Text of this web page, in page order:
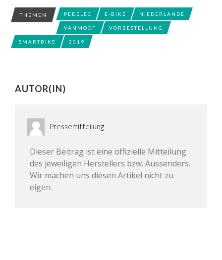
THEMEN PEDELEC E-BIKE NIEDERLANDE
VANMOOF VORBESTELLUNG
SMARTBIKE 2019
AUTOR(IN)
Pressemitteilung
Dieser Beitrag ist eine offizielle Mitteilung
des jeweiligen Herstellers bzw. Aussenders.
Wir machen uns diesen Artikel nicht zu
eigen.